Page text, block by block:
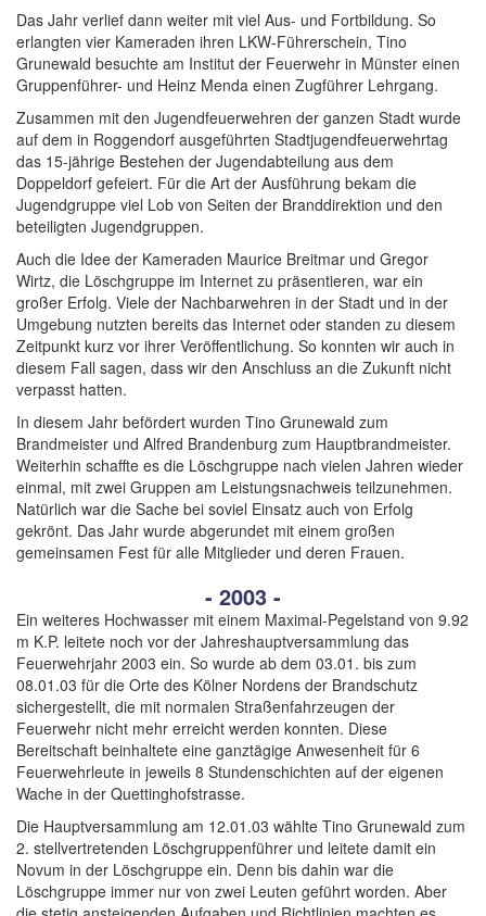
Das Jahr verlief dann weiter mit viel Aus- und Fortbildung. So
erlangten vier Kameraden ihren LKW-Führerschein, Tino
Grunewald besuchte am Institut der Feuerwehr in Münster einen
Gruppenführer- und Heinz Menda einen Zugführer Lehrgang.
Zusammen mit den Jugendfeuerwehren der ganzen Stadt wurde
auf dem in Roggendorf ausgeführten Stadtjugendfeuerwehrtag
das 15-jährige Bestehen der Jugendabteilung aus dem
Doppeldorf gefeiert. Für die Art der Ausführung bekam die
Jugendgruppe viel Lob von Seiten der Branddirektion und den
beteiligten Jugendgruppen.
Auch die Idee der Kameraden Maurice Breitmar und Gregor
Wirtz, die Löschgruppe im Internet zu präsentieren, war ein
großer Erfolg. Viele der Nachbarwehren in der Stadt und in der
Umgebung nutzten bereits das Internet oder standen zu diesem
Zeitpunkt kurz vor ihrer Veröffentlichung. So konnten wir auch in
diesem Fall sagen, dass wir den Anschluss an die Zukunft nicht
verpasst hatten.
In diesem Jahr befördert wurden Tino Grunewald zum
Brandmeister und Alfred Brandenburg zum Hauptbrandmeister.
Weiterhin schaffte es die Löschgruppe nach vielen Jahren wieder
einmal, mit zwei Gruppen am Leistungsnachweis teilzunehmen.
Natürlich war die Sache bei soviel Einsatz auch von Erfolg
gekrönt. Das Jahr wurde abgerundet mit einem großen
gemeinsamen Fest für alle Mitglieder und deren Frauen.
- 2003 -
Ein weiteres Hochwasser mit einem Maximal-Pegelstand von 9.92
m K.P. leitete noch vor der Jahreshauptversammlung das
Feuerwehrjahr 2003 ein. So wurde ab dem 03.01. bis zum
08.01.03 für die Orte des Kölner Nordens der Brandschutz
sichergestellt, die mit normalen Straßenfahrzeugen der
Feuerwehr nicht mehr erreicht werden konnten. Diese
Bereitschaft beinhaltete eine ganztägige Anwesenheit für 6
Feuerwehrleute in jeweils 8 Stundenschichten auf der eigenen
Wache in der Quettinghofstrasse.
Die Hauptversammlung am 12.01.03 wählte Tino Grunewald zum
2. stellvertretenden Löschgruppenführer und leitete damit ein
Novum in der Löschgruppe ein. Denn bis dahin war die
Löschgruppe immer nur von zwei Leuten geführt worden. Aber